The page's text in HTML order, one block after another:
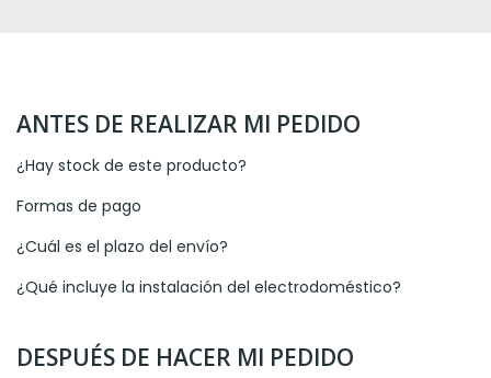
ANTES DE REALIZAR MI PEDIDO
¿Hay stock de este producto?
Formas de pago
¿Cuál es el plazo del envío?
¿Qué incluye la instalación del electrodoméstico?
DESPUÉS DE HACER MI PEDIDO